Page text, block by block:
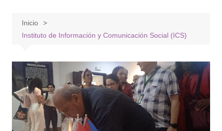
Inicio
Instituto de Información y Comunicación Social (ICS)